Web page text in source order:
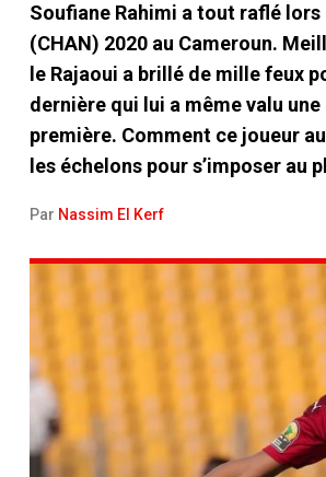
Soufiane Rahimi a tout raflé
(CHAN) 2020 au Cameroun.
le Rajaoui a brillé de mille feux
dernière qui lui a même valu
première. Comment ce joueur
les échelons pour s’imposer au
Par Nassim El Kerf